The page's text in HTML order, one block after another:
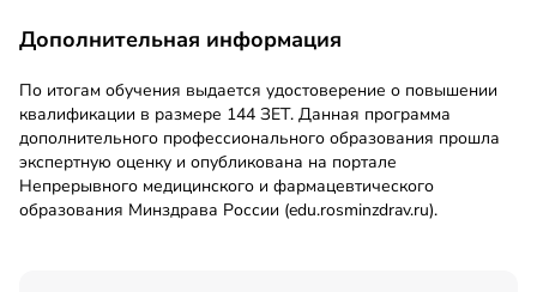
Дополнительная информация
По итогам обучения выдается удостоверение о повышении
квалификации в размере 144 ЗЕТ. Данная программа
дополнительного профессионального образования прошла
экспертную оценку и опубликована на портале
Непрерывного медицинского и фармацевтического
образования Минздрава России (edu.rosminzdrav.ru).